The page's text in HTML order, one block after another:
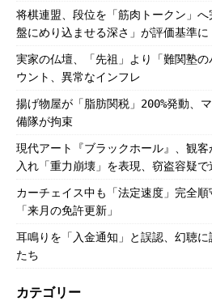
将棋連盟、段位を「筋肉トークン」
盤にめり込ませる深さ」が評価基準に
実家の仏壇、「先祖」より「難関塾
ウント、異常なインフレ
揚げ物屋が「脂肪関税」200%発動、
備隊が拘束
現代アート『ブラックホール』、観
入れ「重力崩壊」を表現、窃盗容疑で
カーチェイス中も「法定速度」完全
「来月の免許更新」
耳鳴りを「入金通知」と誤認、幻聴
たち
カテゴリー